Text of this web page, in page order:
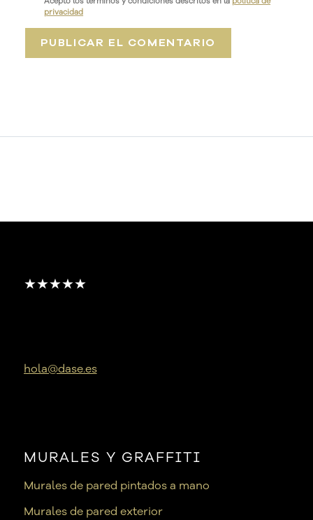
privacidad
★★★★★
hola@dase.es
MURALES Y GRAFFITI
Murales de pared pintados a mano
Murales de pared exterior